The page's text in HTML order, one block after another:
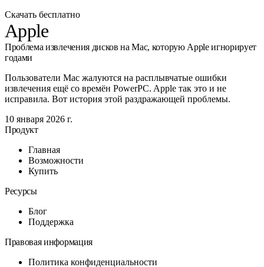
Скачать бесплатно
Apple
Проблема извлечения дисков на Mac, которую Apple игнорирует
годами
Пользователи Mac жалуются на расплывчатые ошибки
извлечения ещё со времён PowerPC. Apple так это и не
исправила. Вот история этой раздражающей проблемы.
10 января 2026 г.
Продукт
Главная
Возможности
Купить
Ресурсы
Блог
Поддержка
Правовая информация
Политика конфиденциальности